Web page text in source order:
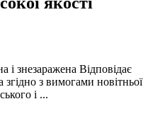
і знезаражена Відповідає
з вимогами новітньої
і ...